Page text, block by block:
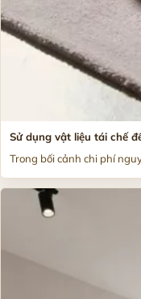
Sử dụng vật liệu tái chế
Trong bối cảnh chi phí